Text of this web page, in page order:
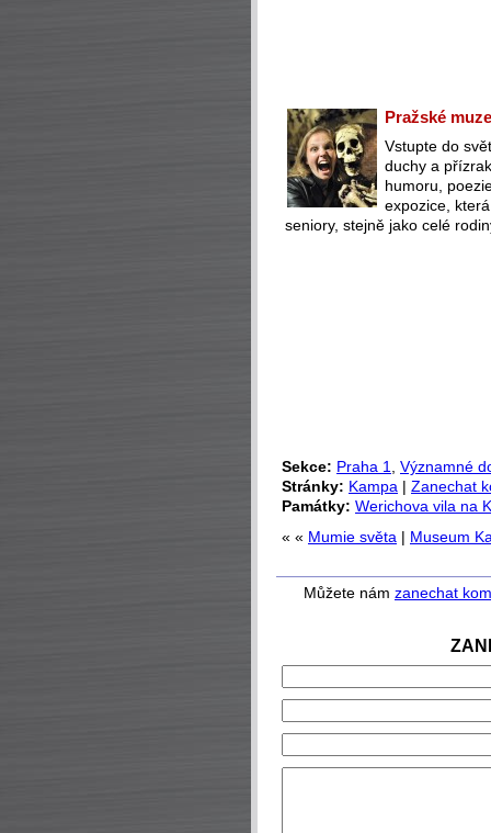
Pražské
Vstupte do
duchy a
humoru,
expozice,
seniory, stejně jako celé
Sekce: Praha 1
Významné
Stránky: Kampa | Zanechat
Památky: Werichova vila na
« « Mumie světa | Museum
Můžete nám zanechat